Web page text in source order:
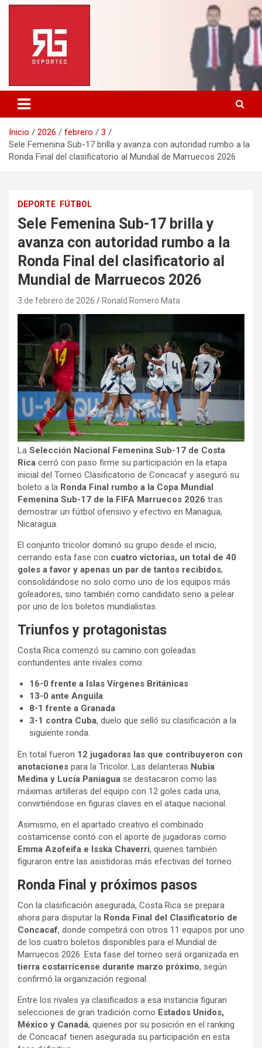
Saltar
contenido
Inicio 2026 febrero
3
Sele Femenina Sub-17 brilla y avanza con autoridad rumbo a la
Ronda Final del clasificatorio al Mundial de Marruecos 2026
DEPORTE FÚTBOL
Sele Femenina Sub-17 brilla y
avanza con autoridad rumbo a la
Ronda Final del clasificatorio al
Mundial de Marruecos 2026
3 de febrero de 2026 Ronald Romero Mata
La Selección Nacional Femenina Sub-17 de Costa
Rica cerró con paso firme su participación en la etapa
inicial del Torneo Clasificatorio de Concacaf y aseguró su
boleto a la Ronda Final rumbo a la Copa Mundial
Femenina Sub-17 de la FIFA Marruecos 2026 tras
demostrar un fútbol ofensivo y efectivo en Managua,
Nicaragua.
El conjunto tricolor dominó su grupo desde el inicio,
cerrando esta fase con cuatro victorias, un total de 40
goles a favor y apenas un par de tantos recibidos,
consolidándose no solo como uno de los equipos más
goleadores, sino también como candidato serio a pelear
por uno de los boletos mundialistas.
Triunfos y protagonistas
Costa Rica comenzó su camino con goleadas
contundentes ante rivales como:
16-0 frente a Islas Vírgenes Británicas
13-0 ante Anguila
8-1 frente a Granada
3-1 contra Cuba, duelo que selló su clasificación a la
siguiente ronda.
En total fueron 12 jugadoras las que contribuyeron con
anotaciones para la Tricolor. Las delanteras Nubia
Medina y Lucía Paniagua se destacaron como las
máximas artilleras del equipo con 12 goles cada una,
convirtiéndose en figuras claves en el ataque nacional.
Asimismo, en el apartado creativo el combinado
costarricense contó con el aporte de jugadoras como
Emma Azofeifa e Isska Chaverri, quienes también
figuraron entre las asistidoras más efectivas del torneo.
Ronda Final y próximos pasos
Con la clasificación asegurada, Costa Rica se prepara
ahora para disputar la Ronda Final del Clasificatorio de
Concacaf, donde competirá con otros 11 equipos por uno
de los cuatro boletos disponibles para el Mundial de
Marruecos 2026. Esta fase del torneo será organizada en
tierra costarricense durante marzo próximo, según
confirmó la organización regional.
Entre los rivales ya clasificados a esa instancia figuran
selecciones de gran tradición como Estados Unidos,
México y Canadá, quienes por su posición en el ranking
de Concacaf tienen asegurada su participación en esta